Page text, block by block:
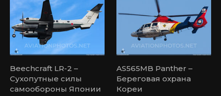
Beechcraft LR-2 –
Сухопутные силы
самообороны Японии
AS565MB Panther –
Береговая охрана
Кореи